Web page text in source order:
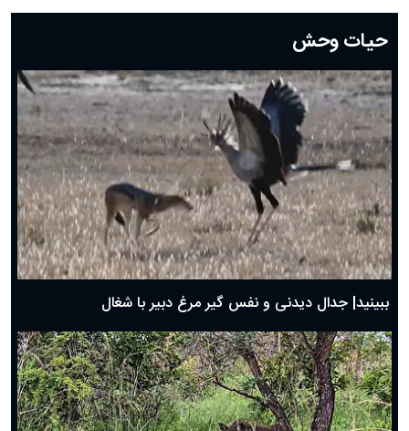
دعای روز بیستم ماه رمضان؛ ۱۹ اسفند ۱۴۰۴
دعای روز هشتم ماه مبارک رمضان؛ ۷ اسفند ماه ۱۴۰۴
دعای روز هفتم ماه رمضان؛ ۶ اسفند ۱۴۰۴
دعای روز ششم ماه رمضان؛ ۵ اسفند ۱۴۰۴
دعای روز پنجم ماه رمضان؛ ۴ اسفند ۱۴۰۴
دعای روز چهارم ماه مبارک رمضان؛ ۳ اسفند ۱۴۰۴
دعای روز سوم ماه مبارک رمضان؛ ۱۴ اسفند ۱۴۰۴
دعای روز دوم ماه مبارک رمضان ۱ اسفند ماه ۱۴۰۴
دعای روز اول ماه مبارک رمضان، ۳۰ بهمن ۱۴۰۴
حضرت زینب(س) چگونه از دنیا رفت؟
بهترین پیامک تبریک روز پدر ۱۴۰۴؛ جملات زیبا و صمیمانه
حیات وحش
ببینید| جدال دیدنی و نفس گیر مرغ دبیر با شغال